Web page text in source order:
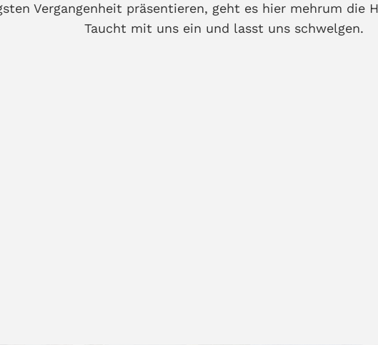
Vergangenheit präsentieren, geht es hier mehrum die
Taucht mit uns ein und lasst uns schwelgen.